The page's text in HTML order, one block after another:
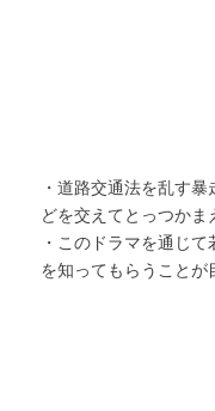
・道路交通法を乱す
どを交えてとっつかま
・このドラマを通じ
を知ってもらうことが